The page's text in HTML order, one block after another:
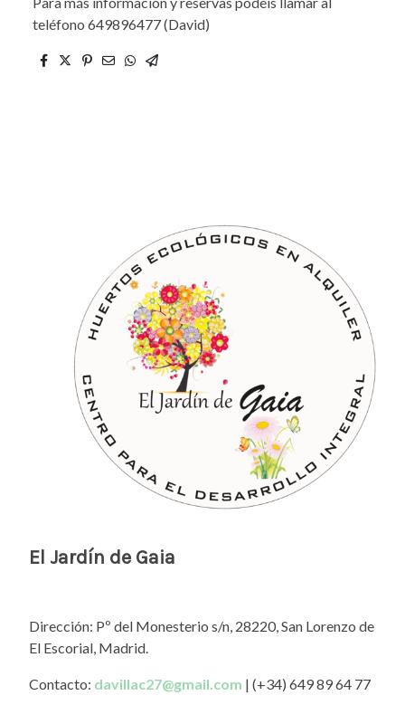
teléfono 649896477 (David)
El Jardín de Gaia
Dirección: Pº del Monesterio s/n, 28220, San Lorenzo de
El Escorial, Madrid.
Contacto: davillac27@gmail.com | (+34) 649 89 64 77